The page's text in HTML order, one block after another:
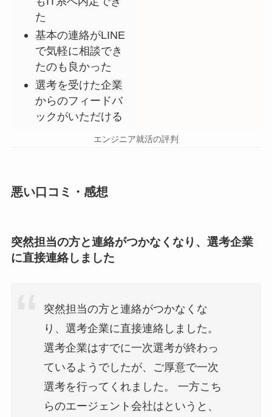
た
基本の連絡がLINE
で気軽に相談でき
たのも良かった
選考を受けた企業
からのフィードバ
ックがいただける
エンジニア就活の評判
悪い口コミ・感想
突然担当の方と連絡がつかなくなり、選考企業
に直接連絡しました
突然担当の方と連絡がつかなくな
り、選考企業に直接連絡しました。
選考企業はすでに一次選考が終わっ
ているようでしたが、ご厚意で一次
選考を行ってくれました。 一方こち
らのエージェント会社はというと、